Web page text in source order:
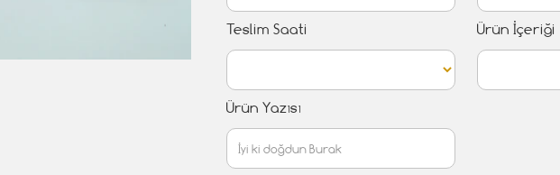
Teslim Saati Ürün İçeriği
Ürün Yazısı